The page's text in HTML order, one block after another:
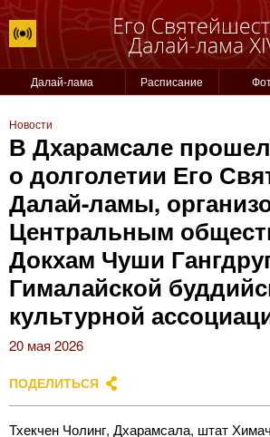
Далай-лама Расписание
Новости
В Дхарамсале
о долголетии Его
Далай-ламы,
Центральным
Докхам Чуши
Гималайской
культурной
20 мая 2026
ПОДЕЛИТЬСЯ
Тхекчен Чолинг, Дхарамсала, штат